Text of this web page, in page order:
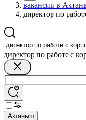
вакансии в
директор по
директор по работе с
Актаныш